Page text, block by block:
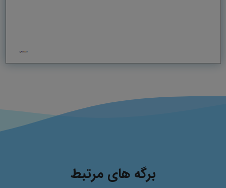
برگه های مرتبط